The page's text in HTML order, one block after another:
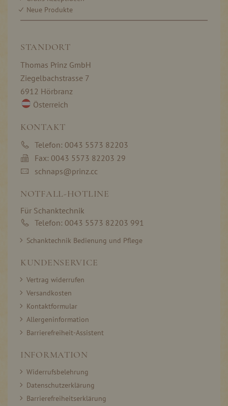
Neue Produkte
STANDORT
Thomas Prinz GmbH
Ziegelbachstrasse 7
6912 Hörbranz
Österreich
KONTAKT
Telefon: 0043 5573 82203
Fax: 0043 5573 82203 29
schnaps@prinz.cc
NOTFALL-HOTLINE
Für Schanktechnik
Telefon: 0043 5573 82203 991
Schanktechnik Bedienung und Pflege
KUNDENSERVICE
Vertrag widerrufen
Versandkosten
Kontaktformular
Allergeninformation
Barrierefreiheit-Assistent
INFORMATION
Widerrufsbelehrung
Datenschutzerklärung
Barrierefreiheitserklärung